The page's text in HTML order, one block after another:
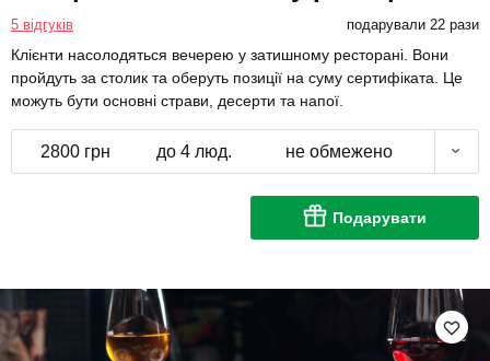
5 відгуків подарували 22 рази
Клієнти насолодяться вечерею у затишному ресторані. Вони
пройдуть за столик та оберуть позиції на суму сертифіката. Це
можуть бути основні страви, десерти та напої.
2800 грн до 4 люд. не обмежено
Подарувати